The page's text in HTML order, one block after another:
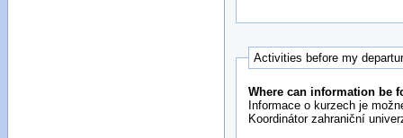
Activities before my
Where can information be
Informace o kurzech je
Koordinátor zahraniční